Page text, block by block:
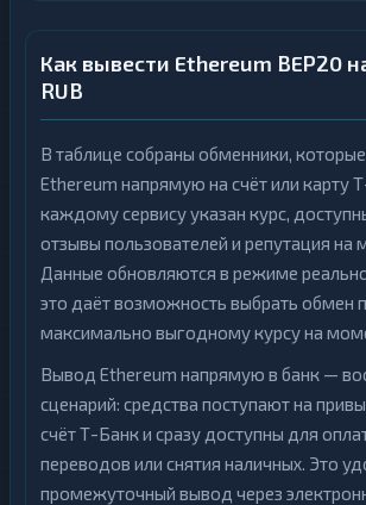
Как вывести Ethereum BEP20
RUB
В таблице собраны обменники,
Ethereum напрямую на счёт или карту
каждому сервису указан курс,
отзывы пользователей и репутация на
Данные обновляются в режиме
это даёт возможность выбрать обмен
максимально выгодному курсу на
Вывод Ethereum напрямую в банк —
сценарий: средства поступают на
счёт Т-Банк и сразу доступны для
переводов или снятия наличных. Это
промежуточный вывод через